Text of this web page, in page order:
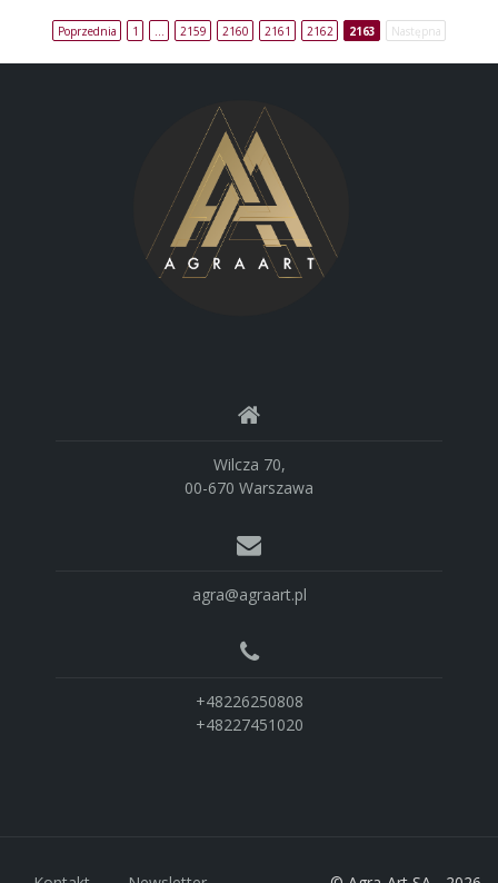
Poprzednia 1 2159 2160 2161 2162 2163 Następna
Wilcza 70,
00-670 Warszawa
agra@agraart.pl
+48226250808
+48227451020